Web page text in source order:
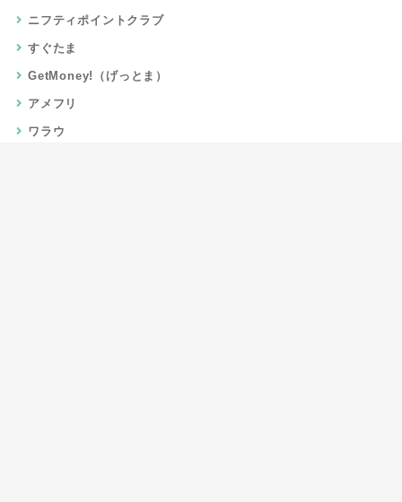
ニフティポイントクラブ
すぐたま
GetMoney!（げっとま）
アメフリ
ワラウ